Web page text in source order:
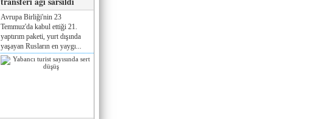
Avrupa Birliği'nin 23
Temmuz'da kabul ettiği 21.
yaptırım paketi, yurt dışında
yaşayan Rusların en yaygı...